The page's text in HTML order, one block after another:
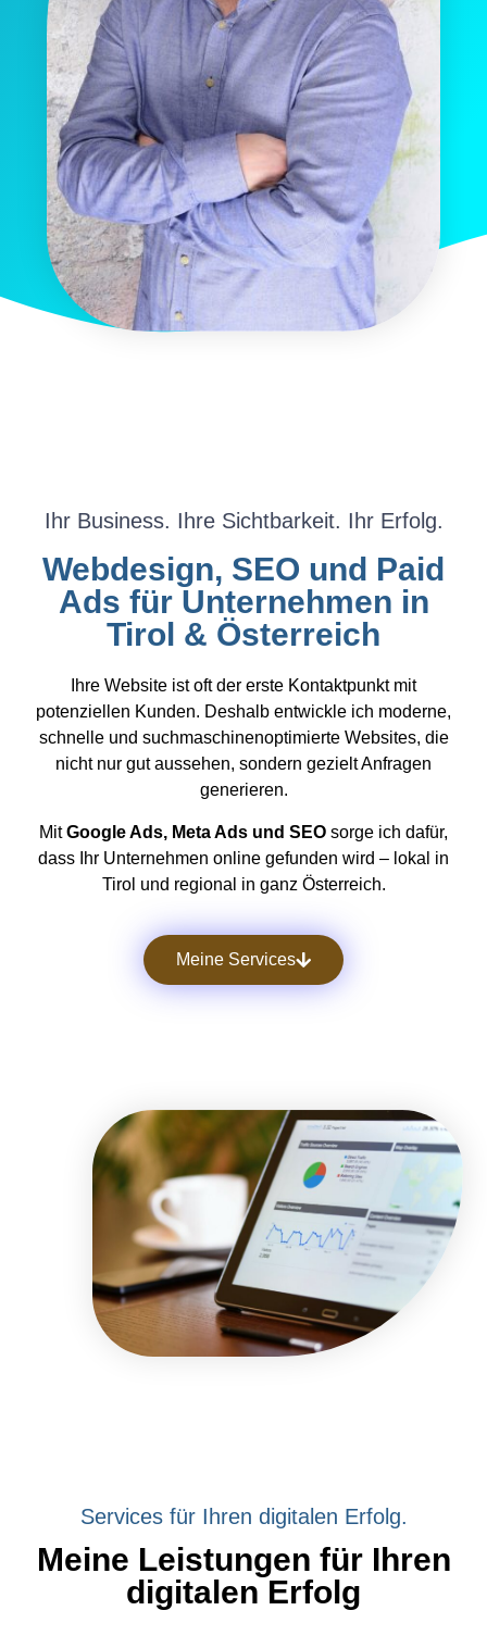
Ihr Business. Ihre Sichtbarkeit. Ihr Erfolg.
Webdesign, SEO und Paid
Ads für Unternehmen in
Tirol & Österreich
Ihre Website ist oft der erste Kontaktpunkt mit
potenziellen Kunden. Deshalb entwickle ich moderne,
schnelle und suchmaschinenoptimierte Websites, die
nicht nur gut aussehen, sondern gezielt Anfragen
generieren.
MitGoogle Ads, Meta Ads und SEO sorge ich dafür,
dass Ihr Unternehmen online gefunden wird – lokal in
Tirol und regional in ganz Österreich.
Meine Services
Services für Ihren digitalen Erfolg.
Meine Leistungen für Ihren
digitalen Erfolg